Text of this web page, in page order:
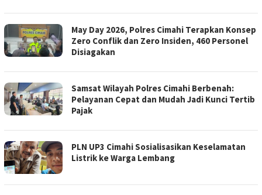
May Day 2026, Polres Cimahi Terapkan Konsep
Zero Conflik dan Zero Insiden, 460 Personel
Disiagakan
Samsat Wilayah Polres Cimahi Berbenah:
Pelayanan Cepat dan Mudah Jadi Kunci Tertib
Pajak
PLN UP3 Cimahi Sosialisasikan Keselamatan
Listrik ke Warga Lembang